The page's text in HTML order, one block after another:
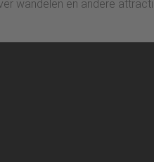
wandelen en andere